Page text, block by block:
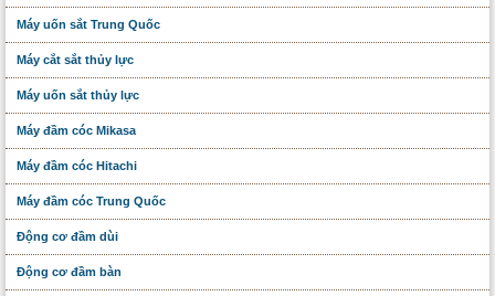
Máy uốn sắt Trung Quốc
Máy cắt sắt thủy lực
Máy uốn sắt thủy lực
Máy đầm cóc Mikasa
Máy đầm cóc Hitachi
Máy đầm cóc Trung Quốc
Động cơ đầm dùi
Động cơ đầm bàn